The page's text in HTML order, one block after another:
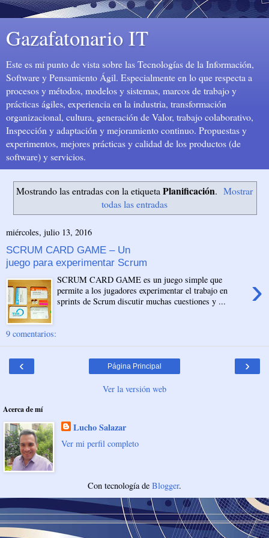
Gazafatonario IT
Este es mi punto de vista sobre las Tecnologías de la Información,
Software y Pensamiento Ágil. Especialmente en lo que respecta a
procesos y métodos, modelos y sistemas, marcos de trabajo y
prácticas ágiles, experiencia en la industria, transformación
organizacional, cultura, generación de Valor, trabajo colaborativo,
Inspección y adaptación y mejoramiento continuo. Propuestas y
experimentos, mejores prácticas y calidad de los productos (de
software) y servicios.
Mostrando las entradas con la etiqueta Planificación. Mostrar
todas las entradas
miércoles, julio 13, 2016
SCRUM CARD GAME – Un
juego para experimentar Scrum
›
SCRUM CARD GAME es un juego simple que
permite a los jugadores experimentar el trabajo en
sprints de Scrum discutir muchas cuestiones y ...
9 comentarios:
‹ ›
Página Principal
Ver la versión web
Acerca de mí
Lucho Salazar
Ver mi perfil completo
Con tecnología de Blogger.